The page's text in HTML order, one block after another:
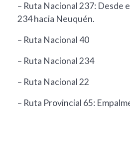
– Ruta Nacional 237: Desde
234 hacia Neuquén.
– Ruta Nacional 40
– Ruta Nacional 234
– Ruta Nacional 22
– Ruta Provincial 65: